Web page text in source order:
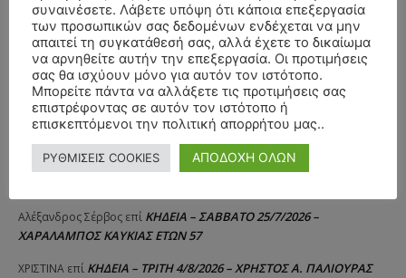
ΣΥΛΛΥΠΗΤΗΡΙΑ ΜΗΝΥΜΑΤΑ
Αλέξανδρος Σέρβος επί ΚΗΔΕΙΑ – ΣΑΒΒΑΤΟ 25/7/2026 –
ΧΑΡΑΛΑΜΠΟΣ ΚΑΥΚΙΑΣ ΕΤΩΝ 57
ΧΡΙΣΤΙΝΑ επί ΚΗΔΕΙΑ – ΤΡΙΤΗ 4/8/2026 – ΧΡΗΣΤΟΣ Α. ΠΑΛΙΟΥΡΑΣ
συναινέσετε. Λάβετε υπόψη ότι κάποια επεξεργασία
των προσωπικών σας δεδομένων ενδέχεται να μην
απαιτεί τη συγκατάθεσή σας, αλλά έχετε το δικαίωμα
να αρνηθείτε αυτήν την επεξεργασία. Οι προτιμήσεις
σας θα ισχύουν μόνο για αυτόν τον ιστότοπο.
Μπορείτε πάντα να αλλάξετε τις προτιμήσεις σας
επιστρέφοντας σε αυτόν τον ιστότοπο ή
επισκεπτόμενοι την πολιτική απορρήτου μας..
ΡΥΘΜΙΣΕΙΣ COOKIES ΑΠΟΔΟΧΗ ΟΛΩΝ